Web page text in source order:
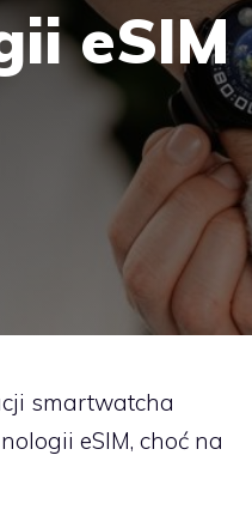
eSIM
smartwatcha
eSIM, choć na